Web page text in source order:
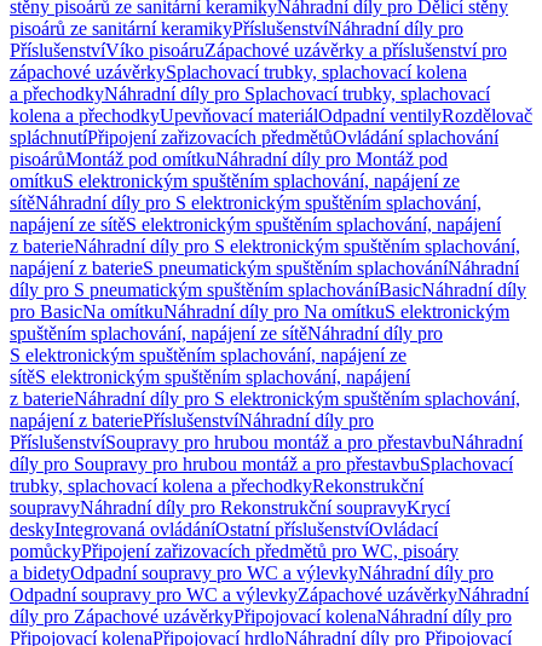
stěny pisoárů ze sanitární keramikyNáhradní díly pro Dělicí stěny
pisoárů ze sanitární keramikyPříslušenstvíNáhradní díly pro
PříslušenstvíVíko pisoáruZápachové uzávěrky a příslušenství pro
zápachové uzávěrkySplachovací trubky, splachovací kolena
a přechodkyNáhradní díly pro Splachovací trubky, splachovací
kolena a přechodkyUpevňovací materiálOdpadní ventilyRozdělovač
spláchnutíPřipojení zařizovacích předmětůOvládání splachování
pisoárůMontáž pod omítkuNáhradní díly pro Montáž pod
omítkuS elektronickým spuštěním splachování, napájení ze
sítěNáhradní díly pro S elektronickým spuštěním splachování,
napájení ze sítěS elektronickým spuštěním splachování, napájení
z baterieNáhradní díly pro S elektronickým spuštěním splachování,
napájení z baterieS pneumatickým spuštěním splachováníNáhradní
díly pro S pneumatickým spuštěním splachováníBasicNáhradní díly
pro BasicNa omítkuNáhradní díly pro Na omítkuS elektronickým
spuštěním splachování, napájení ze sítěNáhradní díly pro
S elektronickým spuštěním splachování, napájení ze
sítěS elektronickým spuštěním splachování, napájení
z baterieNáhradní díly pro S elektronickým spuštěním splachování,
napájení z bateriePříslušenstvíNáhradní díly pro
PříslušenstvíSoupravy pro hrubou montáž a pro přestavbuNáhradní
díly pro Soupravy pro hrubou montáž a pro přestavbuSplachovací
trubky, splachovací kolena a přechodkyRekonstrukční
soupravyNáhradní díly pro Rekonstrukční soupravyKrycí
deskyIntegrovaná ovládáníOstatní příslušenstvíOvládací
pomůckyPřipojení zařizovacích předmětů pro WC, pisoáry
a bidetyOdpadní soupravy pro WC a výlevkyNáhradní díly pro
Odpadní soupravy pro WC a výlevkyZápachové uzávěrkyNáhradní
díly pro Zápachové uzávěrkyPřipojovací kolenaNáhradní díly pro
Připojovací kolenaPřipojovací hrdloNáhradní díly pro Připojovací